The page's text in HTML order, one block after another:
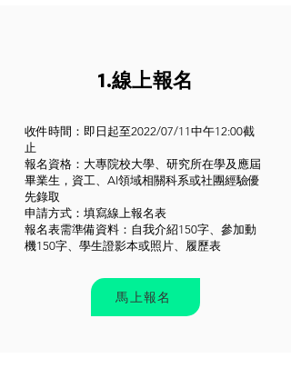
1.線上報名
收件時間：即日起至2022/07/11中午12:00截
止
報名資格：大專院校大學、研究所在學及應屆
畢業生，資工、AI領域相關科系或社團經驗優
先錄取
申請方式：填寫線上報名表
報名表需準備資料：自我介紹150字、參加動
機150字、學生證影本或照片、履歷表
馬上報名